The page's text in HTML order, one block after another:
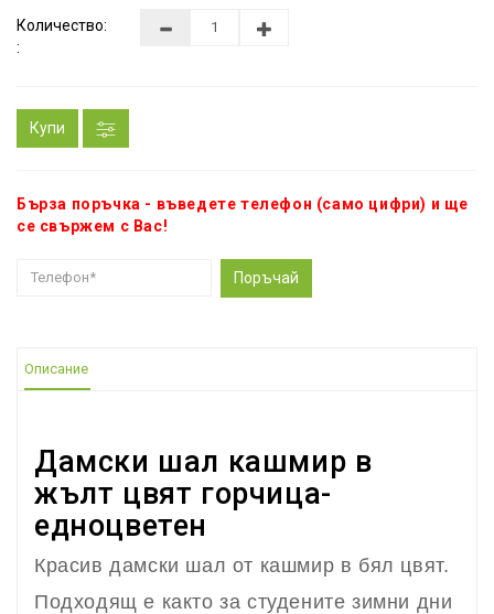
Количество:
:
Купи
Бърза поръчка - въведете телефон (само цифри) и ще
се свържем с Вас!
Поръчай
Описание
Дамски шал кашмир в
жълт цвят горчица-
едноцветен
Красив дамски шал от кашмир в бял цвят.
Подходящ е както за студените зимни дни